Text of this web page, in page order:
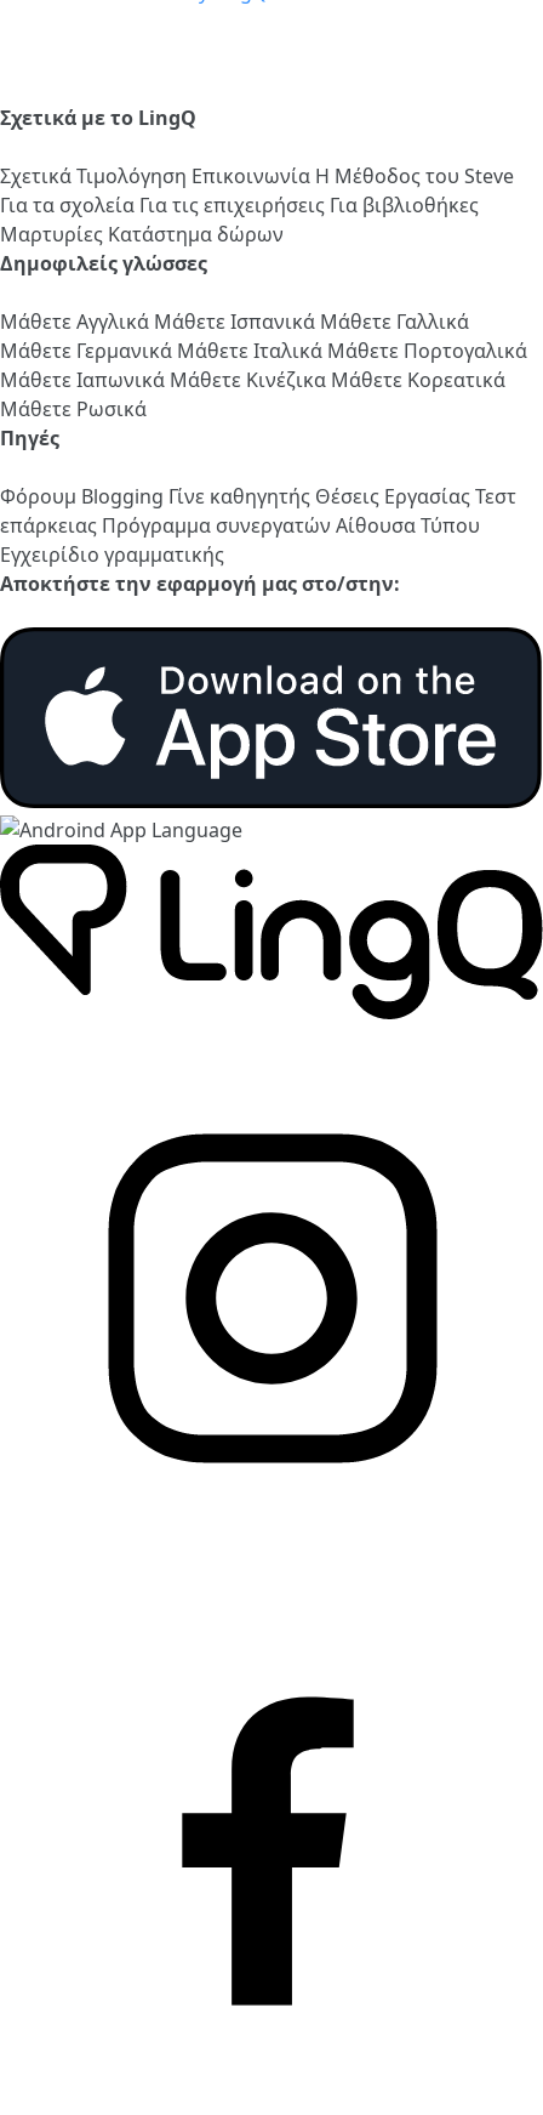
Σχετικά με το LingQ
ΣχετικάΤιμολόγηση Επικοινωνία Η Μέθοδος του Steve
Για τα σχολεία Για τις επιχειρήσεις Για βιβλιοθήκες
Μαρτυρίες Κατάστημα δώρων
Δημοφιλείς γλώσσες
Μάθετε Αγγλικά Μάθετε Ισπανικά Μάθετε Γαλλικά
Μάθετε Γερμανικά Μάθετε Ιταλικά Μάθετε Πορτογαλικά
Μάθετε Ιαπωνικά Μάθετε Κινέζικα Μάθετε Κορεατικά
Μάθετε Ρωσικά
Πηγές
Φόρουμ Blogging Γίνε καθηγητής Θέσεις ΕργασίαςΤεστ
επάρκειας Πρόγραμμα συνεργατών Αίθουσα Τύπου
Εγχειρίδιο γραμματικής
Αποκτήστε την εφαρμογή μας στο/στην: